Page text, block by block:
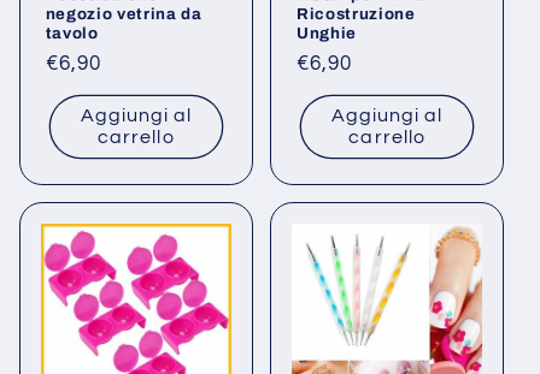
negozio vetrina da
tavolo
Prezzo
listino
€6,90
Aggiungi al
carrello
Ricostruzione
Unghie
Prezzo
listino
€6,90
Aggiungi al
carrello